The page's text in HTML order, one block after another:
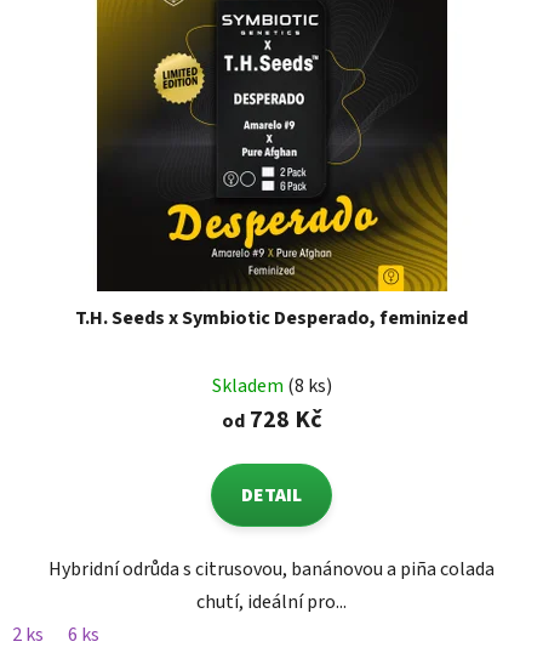
T.H. Seeds x Symbiotic Desperado, feminized
Skladem (8 ks)
od728 Kč
DETAIL
Hybridní odrůda s citrusovou, banánovou a piña colada
chutí, ideální pro...
2 ks
6 ks